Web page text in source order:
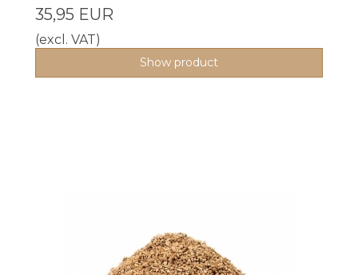
35,95 EUR
(excl. VAT)
Show product